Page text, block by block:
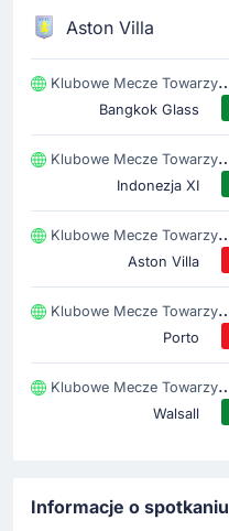
Aston Villa
Klubowe Mecze Towarzyski
Bangkok Glass
Klubowe Mecze Towarzyski
Indonezja XI
Klubowe Mecze Towarzyski
Aston Villa
Klubowe Mecze Towarzyski
Porto
Klubowe Mecze Towarzyski
Walsall
Informacje o spotkaniu